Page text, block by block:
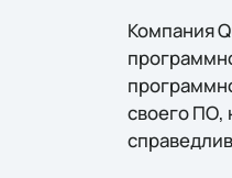
Компания
своего ПО,